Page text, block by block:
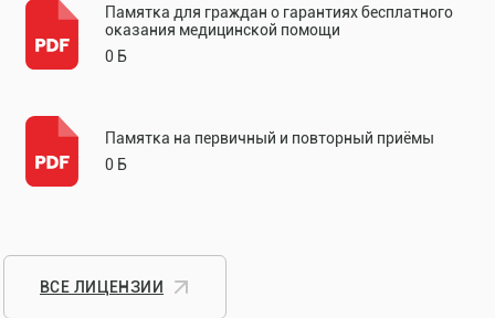
Памятка для граждан о гарантиях бесплатного
оказания медицинской помощи
0 Б
Памятка на первичный и повторный приёмы
0 Б
ВСЕ ЛИЦЕНЗИИ